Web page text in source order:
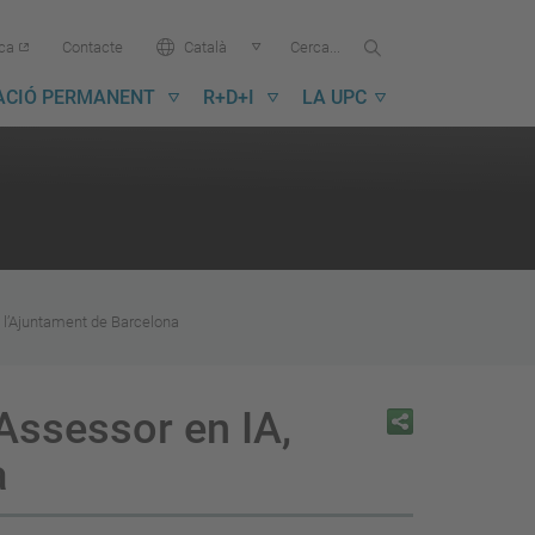
Contacte Idioma:Català Cercar...
UPC
PERMANENT R+D+I LA UPC
de Barcelona
en IA,